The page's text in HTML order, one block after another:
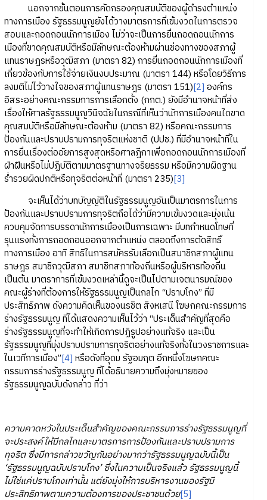
นอกจากขั้นตอนการคัดกรองคุณสมบัติของผู้ดำรงตำแหน่ง
ทางการเมือง รัฐธรรมนูญยังได้วางมาตรการที่เข้มงวดในการตรวจ
สอบและถอดถอนนักการเมือง ไม่ว่าจะเป็นการยื่นถอดถอนนักการ
เมืองที่ขาดคุณสมบัติหรือมีลักษณะต้องห้ามผ่านช่องทางของสภาผู้
แทนราษฎรหรือวุฒิสภา (มาตรา 82) การยื่นถอดถอนนักการเมืองที่
เกี่ยวข้องกับการใช้จ่ายเงินงบประมาณ (มาตรา 144) หรือโดยวิธีการ
ลงมติไม่ไว้วางใจของสภาผู้แทนราษฎร (มาตรา 151)[2] องค์กร
อิสระอย่างคณะกรรมการการเลือกตั้ง (กกต.) ยังมีอำนาจหน้าที่ส่ง
เรื่องให้ศาลรัฐธรรมนูญวินิจฉัยในกรณีที่เห็นว่านักการเมืองคนใดขาด
คุณสมบัติหรือมีลักษณะต้องห้าม (มาตรา 82) หรือคณะกรรมการ
ป้องกันและปราบปรามการทุจริตแห่งชาติ (ปปช.) ที่มีอำนาจหน้าที่ใน
การยื่นเรื่องต่ออัยการสูงสุดหรือศาลฎีกาเพื่อถอดถอนนักการเมืองที่
ฝ่าฝืนหรือไม่ปฏิบัติตามมาตรฐานทางจริยธรรม หรือมีความผิดฐาน
ร่ำรวยผิดปกติหรือทุจริตต่อหน้าที่ (มาตรา 235)[3]
จะเห็นได้ว่าบทบัญญัติในรัฐธรรมนูญอันเป็นมาตรการในการ
ป้องกันและปราบปรามการทุจริตถือได้ว่ามีความเข้มงวดและมุ่งเน้น
ควบคุมจัดการบรรดานักการเมืองเป็นการเฉพาะ มีบทกำหนดโทษที่
รุนแรงทั้งการถอดถอนออกจากตำแหน่ง ตลอดถึงการตัดสิทธิ์
ทางการเมือง อาทิ สิทธิในการสมัครรับเลือกเป็นสมาชิกสภาผู้แทน
ราษฎร สมาชิกวุฒิสภา สมาชิกสภาท้องถิ่นหรือผู้บริหารท้องถิ่น
เป็นต้น มาตราการที่เข้มงวดเหล่านี้ดูจะเป็นไปตามเจตนารมณ์ของ
คณะผู้ร่างที่ต้องการให้รัฐธรรมนูญเป็นกลไก “ปราบโกง” ที่มี
ประสิทธิภาพ ดังความคิดเห็นของนรชิต สิงหเสนี โฆษกคณะกรรมการ
ร่างรัฐธรรมนูญ ที่ได้แสดงความเห็นไว้ว่า “ประเด็นสำคัญที่สุดคือ
ร่างรัฐธรรมนูญที่จะทำให้เกิดการปฏิรูปอย่างแท้จริง และเป็น
รัฐธรรมนูญที่มุ่งปราบปรามการทุจริตอย่างแท้จริงทั้งในวงราชการและ
ในเวทีการเมือง”[4] หรือดังที่อุดม รัฐอมฤต อีกหนึ่งโฆษกคณะ
กรรมการร่างรัฐธรรมนูญ ที่ได้อธิบายความถึงมุ่งหมายของ
รัฐธรรมนูญฉบับดังกล่าว ที่ว่า
ความคาดหวังในประเด็นสำคัญของคณะกรรมการร่างรัฐธรรมนูญที่
จะประสงค์ให้มีกลไกและมาตรการการป้องกันและปราบปรามการ
ทุจริต ซึ่งมีการกล่าวขวัญกันอย่างมากว่ารัฐธรรมนูญฉบับนี้เป็น
‘รัฐธรรมนูญฉบับปราบโกง’ ซึ่งในความเป็นจริงแล้ว รัฐธรรมนูญนี้
ไม่ใช่แค่ปราบโกงเท่านั้น แต่ยังมุ่งให้การบริหารงานของรัฐมี
ประสิทธิภาพตามความต้องการของประชาชนด้วย[5]